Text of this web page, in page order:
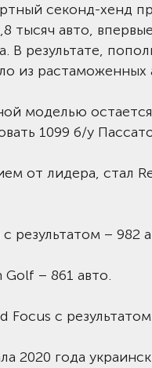
секонд-хенд
тысяч авто,
В результате,
из растаможенных
моделью остается
1099 б/у
от лидера, стал
результатом – 982
Golf – 861 авто.
Focus с
2020 года